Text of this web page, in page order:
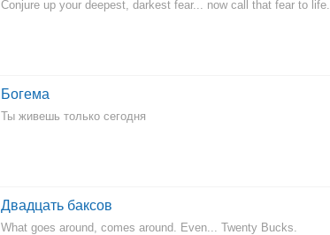
Conjure up your deepest, darkest fear... now call that fear to life.
Богема
Ты живешь только сегодня
Двадцать баксов
What goes around, comes around. Even... Twenty Bucks.